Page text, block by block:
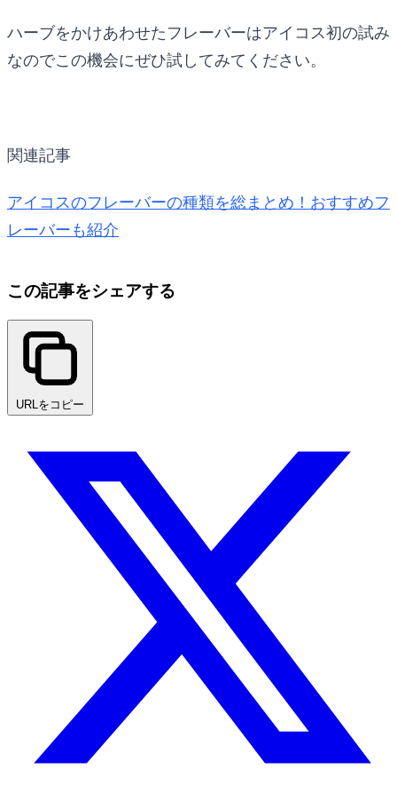
ハーブをかけあわせたフレーバーはアイコス初の試み
なのでこの機会にぜひ試してみてください。
関連記事
アイコスのフレーバーの種類を総まとめ！おすすめフ
レーバーも紹介
この記事をシェアする
URLをコピー